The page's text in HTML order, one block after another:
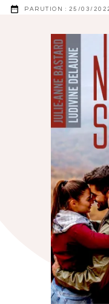
date_range PARUTION : 25/03/